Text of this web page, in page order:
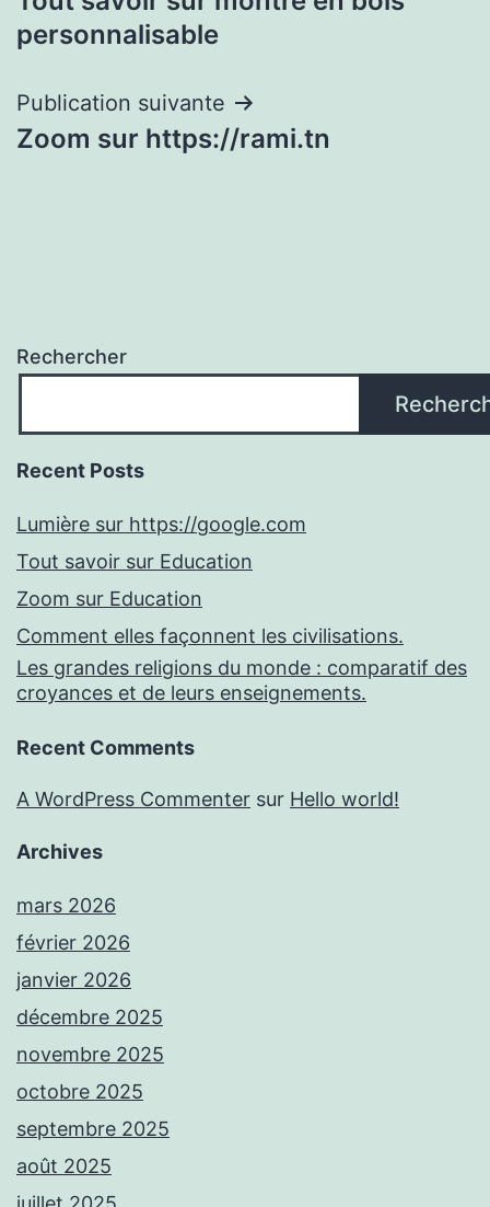
de
personnalisable
Publication suivante
Zoom sur https://rami.tn
Rechercher
Recent Posts
Lumière sur https://google.com
Tout savoir sur Education
Zoom sur Education
Comment elles façonnent les civilisations.
Les grandes religions du monde : comparatif des
croyances et de leurs enseignements.
Recent Comments
A WordPress Commenter sur Hello world!
Archives
mars 2026
février 2026
janvier 2026
décembre 2025
novembre 2025
octobre 2025
septembre 2025
août 2025